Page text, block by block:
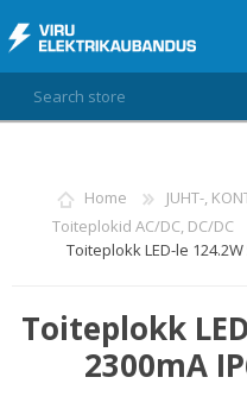
LOG IN
WISHLIST
0
Home
JUHT-,
Toiteplokid AC/DC, DC/DC
Toiteplokk LED-le
Toiteplokk
2300mA